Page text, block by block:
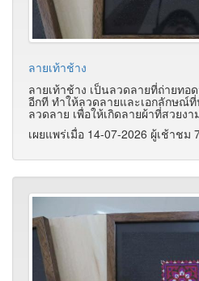
ลายเท้าช้าง
ลายเท้าช้าง เป็นลวดลายที่ถ่ายทอ
อีกที ทำให้ลวดลายและเอกลักษณ์
ลวดลาย เพื่อให้เกิดลายผ้าที่สวยงา
เผยแพร่เมื่อ 14-07-2026 ผู้เช้าชม